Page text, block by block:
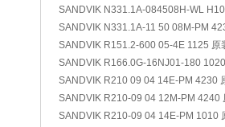
SANDVIK N331.1A-084508H-WL
SANDVIK N331.1A-11 50 08M-PM
SANDVIK R151.2-600 05-4E 1125 原
SANDVIK R166.0G-16NJ01-180
SANDVIK R210 09 04 14E-PM 4230
SANDVIK R210-09 04 12M-PM 4240
SANDVIK R210-09 04 14E-PM 1010